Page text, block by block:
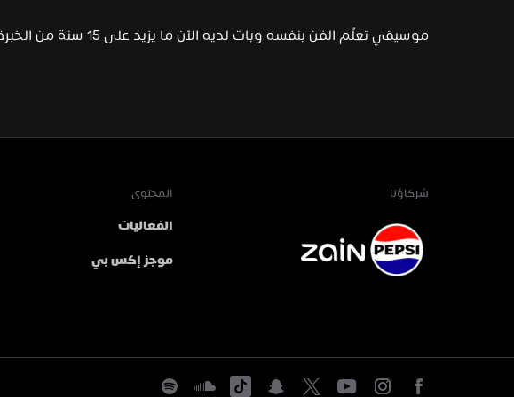
موسيقي تعلّم الفن بنفسه وبات لديه الآن ما يزيد على 15 سنة من الخبرة.
شركاؤنا المحتوى
الفعاليات
موجز إكس بي